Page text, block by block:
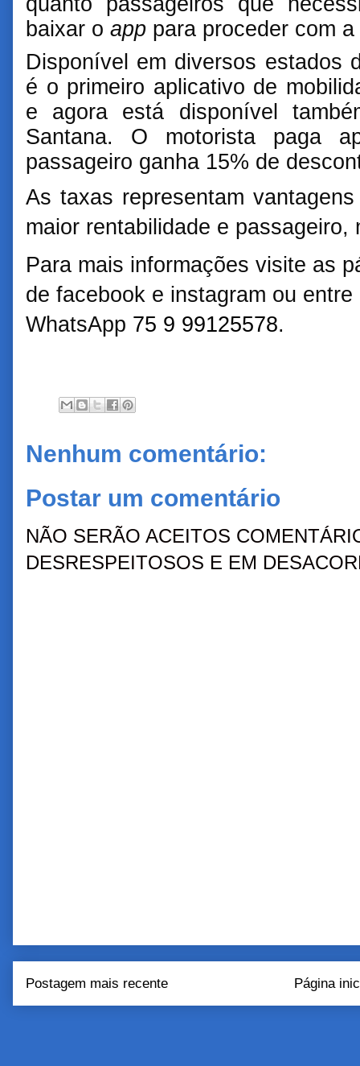
baixar o app para proceder com
Disponível em diversos estados
é o primeiro aplicativo de
e agora está disponível
Santana. O motorista paga
passageiro ganha 15% de
As taxas representam
maior rentabilidade e passageiro,
Para mais informações visite as
de facebook e instagram ou entre
WhatsApp 75 9 99125578.
Nenhum comentário:
Postar um comentário
NÃO SERÃO ACEITOS
DESRESPEITOSOS E EM
Postagem mais recente Página